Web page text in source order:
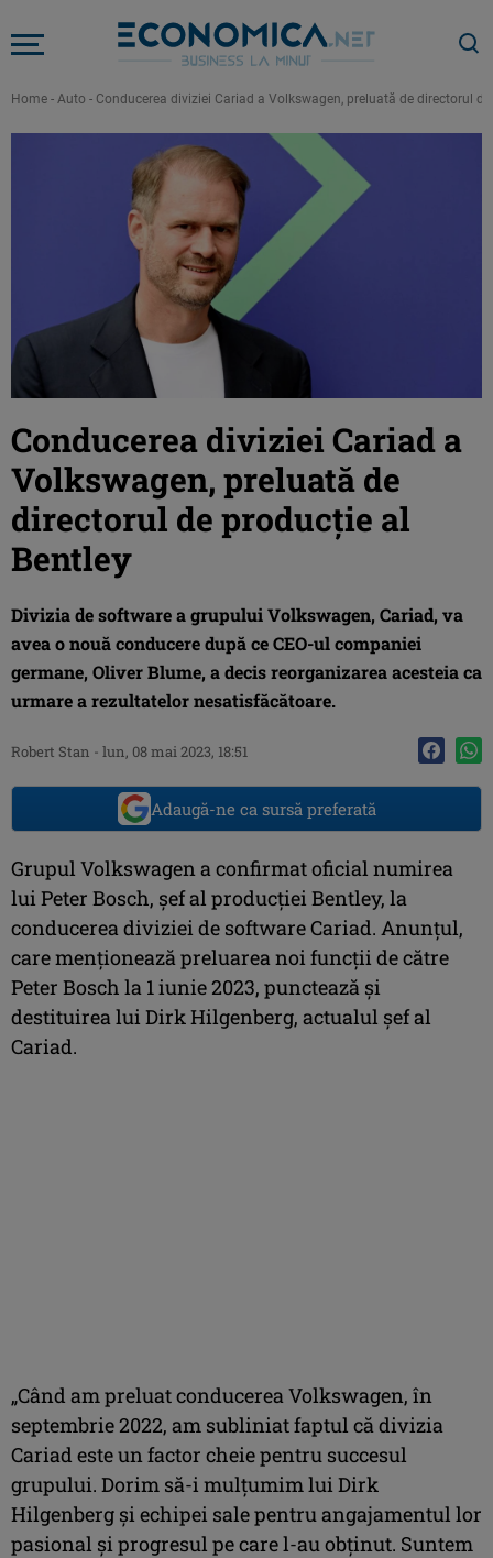
Home - Auto - Conducerea diviziei Cariad a Volkswagen, preluată de directorul
Conducerea diviziei Cariad a
Volkswagen, preluată de
directorul de producție al
Bentley
Divizia de software a grupului Volkswagen, Cariad, va
avea o nouă conducere după ce CEO-ul companiei
germane, Oliver Blume, a decis reorganizarea acesteia ca
urmare a rezultatelor nesatisfăcătoare.
Robert Stan - lun, 08 mai 2023, 18:51
Adaugă-ne ca sursă preferată
Grupul Volkswagen a confirmat oficial numirea
lui Peter Bosch, șef al producției Bentley, la
conducerea diviziei de software Cariad. Anunțul,
care menționează preluarea noi funcții de către
Peter Bosch la 1 iunie 2023, punctează și
destituirea lui Dirk Hilgenberg, actualul șef al
Cariad.
„Când am preluat conducerea Volkswagen, în
septembrie 2022, am subliniat faptul că divizia
Cariad este un factor cheie pentru succesul
grupului. Dorim să-i mulțumim lui Dirk
Hilgenberg și echipei sale pentru angajamentul lor
pasional și progresul pe care l-au obținut. Suntem